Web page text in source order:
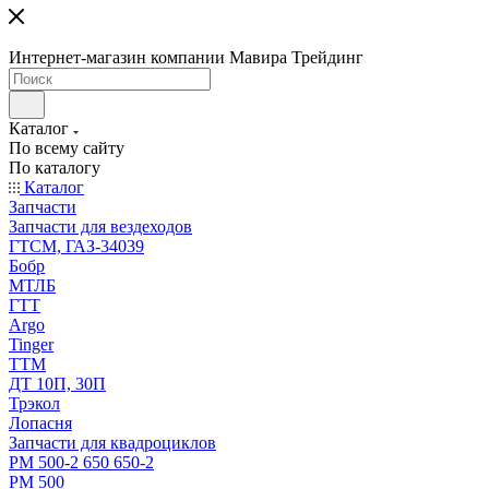
Интернет-магазин компании Мавира Трейдинг
Каталог
По всему сайту
По каталогу
Каталог
Запчасти
Запчасти для вездеходов
ГТСМ, ГАЗ-34039
Бобр
МТЛБ
ГТТ
Argo
Tinger
ТТМ
ДТ 10П, 30П
Трэкол
Лопасня
Запчасти для квадроциклов
РМ 500-2 650 650-2
РМ 500